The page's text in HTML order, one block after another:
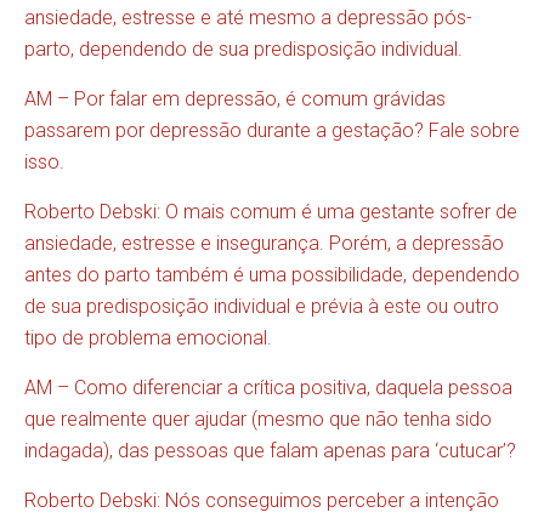
ansiedade, estresse e até mesmo a depressão pós-
parto, dependendo de sua predisposição individual.
AM – Por falar em depressão, é comum grávidas
passarem por depressão durante a gestação? Fale sobre
isso.
Roberto Debski: O mais comum é uma gestante sofrer de
ansiedade, estresse e insegurança. Porém, a depressão
antes do parto também é uma possibilidade, dependendo
de sua predisposição individual e prévia à este ou outro
tipo de problema emocional.
AM – Como diferenciar a crítica positiva, daquela pessoa
que realmente quer ajudar (mesmo que não tenha sido
indagada), das pessoas que falam apenas para ‘cutucar’?
Roberto Debski: Nós conseguimos perceber a intenção